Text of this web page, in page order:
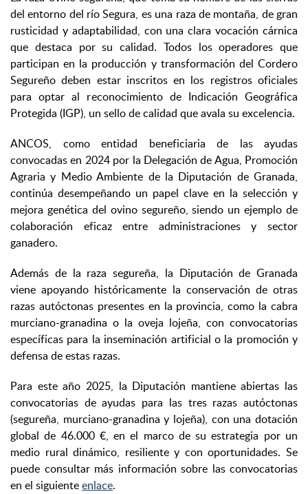
del entorno del río Segura, es una raza de montaña, de gran
rusticidad y adaptabilidad, con una clara vocación cárnica
que destaca por su calidad. Todos los operadores que
participan en la producción y transformación del Cordero
Segureño deben estar inscritos en los registros oficiales
para optar al reconocimiento de Indicación Geográfica
Protegida (IGP), un sello de calidad que avala su excelencia.
ANCOS, como entidad beneficiaria de las ayudas
convocadas en 2024 por la Delegación de Agua, Promoción
Agraria y Medio Ambiente de la Diputación de Granada,
continúa desempeñando un papel clave en la selección y
mejora genética del ovino segureño, siendo un ejemplo de
colaboración eficaz entre administraciones y sector
ganadero.
Además de la raza segureña, la Diputación de Granada
viene apoyando históricamente la conservación de otras
razas autóctonas presentes en la provincia, como la cabra
murciano-granadina o la oveja lojeña, con convocatorias
específicas para la inseminación artificial o la promoción y
defensa de estas razas.
Para este año 2025, la Diputación mantiene abiertas las
convocatorias de ayudas para las tres razas autóctonas
(segureña, murciano-granadina y lojeña), con una dotación
global de 46.000 €, en el marco de su estrategia por un
medio rural dinámico, resiliente y con oportunidades. Se
puede consultar más información sobre las convocatorias
en el siguienteenlace.